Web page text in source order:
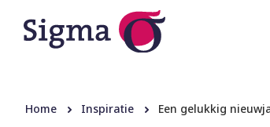
Home Inspiratie Een gelukkig